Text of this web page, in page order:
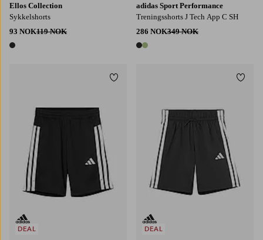
Ellos Collection
Sykkelshorts
93 NOK119 NOK
1 farge
adidas Sport Performance
Treningsshorts J Tech App C SH
286 NOK349 NOK
2 farger
DEAL
Legg til favoritter
DEAL